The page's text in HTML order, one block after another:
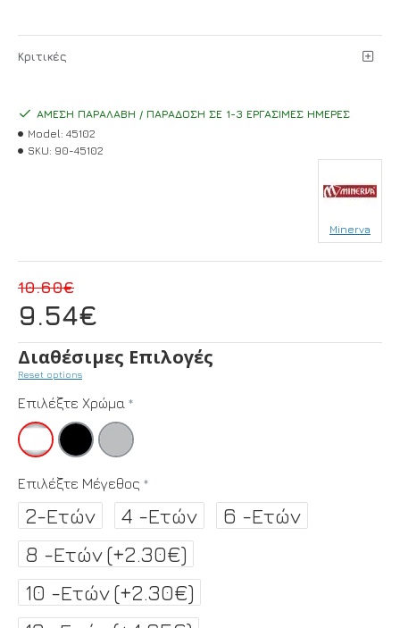
Κριτικές
9.54€
10.60€
ΆΜΕΣΗ ΠΑΡΑΛΑΒΉ / ΠΑΡΆΔΟΣΗ ΣΕ 1-3 ΕΡΓΆΣΙΜΕΣ ΗΜΈΡΕΣ
Model: 45102
SKU: 90-45102
Minerva
Διαθέσιμες Επιλογές
Reset options
Επιλέξτε Χρώμα
Επιλέξτε Μέγεθος
2-Ετών 4 -Ετών
6 -Ετών
8 -Ετών(+2.30€)
10 -Ετών(+2.30€)